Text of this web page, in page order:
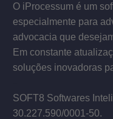
O iProcessum é um
especialmente para
advocacia que
Em constante
soluções inovadoras
SOFT8 Softwares
30.227.590/0001­-50.